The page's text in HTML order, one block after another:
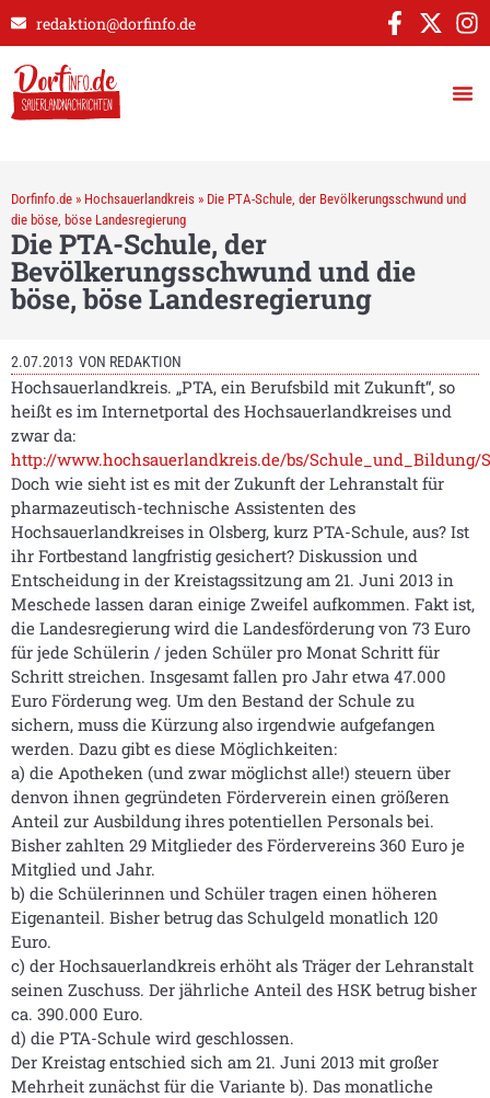
redaktion@dorfinfo.de
Dorfinfo.de » Hochsauerlandkreis » Die PTA-Schule, der Bevölkerungsschwund und
die böse, böse Landesregierung
Die PTA-Schule, der
Bevölkerungsschwund und die
böse, böse Landesregierung
2.07.2013 VON REDAKTION
Hochsauerlandkreis. „PTA, ein Berufsbild mit Zukunft“, so
heißt es im Internetportal des Hochsauerlandkreises und
zwar da:
http://www.hochsauerlandkreis.de/bs/
Doch wie sieht ist es mit der Zukunft der Lehranstalt für
pharmazeutisch-technische Assistenten des
Hochsauerlandkreises in Olsberg, kurz PTA-Schule, aus? Ist
ihr Fortbestand langfristig gesichert? Diskussion und
Entscheidung in der Kreistagssitzung am 21. Juni 2013 in
Meschede lassen daran einige Zweifel aufkommen. Fakt ist,
die Landesregierung wird die Landesförderung von 73 Euro
für jede Schülerin / jeden Schüler pro Monat Schritt für
Schritt streichen. Insgesamt fallen pro Jahr etwa 47.000
Euro Förderung weg. Um den Bestand der Schule zu
sichern, muss die Kürzung also irgendwie aufgefangen
werden. Dazu gibt es diese Möglichkeiten:
a) die Apotheken (und zwar möglichst alle!) steuern über
denvon ihnen gegründeten Förderverein einen größeren
Anteil zur Ausbildung ihres potentiellen Personals bei.
Bisher zahlten 29 Mitglieder des Fördervereins 360 Euro je
Mitglied und Jahr.
b) die Schülerinnen und Schüler tragen einen höheren
Eigenanteil. Bisher betrug das Schulgeld monatlich 120
Euro.
c) der Hochsauerlandkreis erhöht als Träger der Lehranstalt
seinen Zuschuss. Der jährliche Anteil des HSK betrug bisher
ca. 390.000 Euro.
d) die PTA-Schule wird geschlossen.
Der Kreistag entschied sich am 21. Juni 2013 mit großer
Mehrheit zunächst für die Variante b). Das monatliche